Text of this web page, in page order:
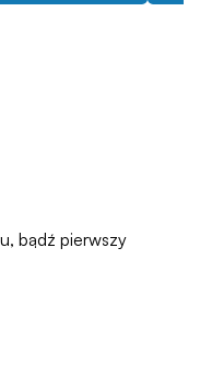
bądź pierwszy